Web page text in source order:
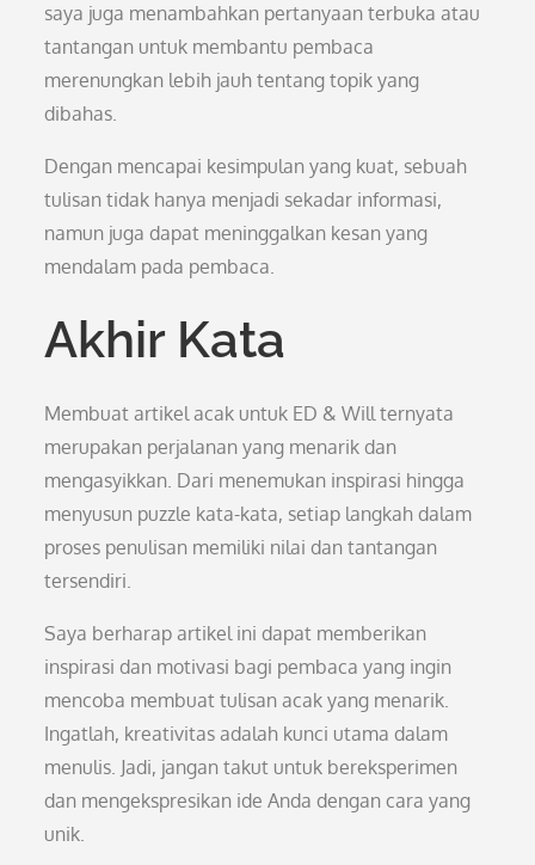
saya juga menambahkan pertanyaan terbuka atau
tantangan untuk membantu pembaca
merenungkan lebih jauh tentang topik yang
dibahas.
Dengan mencapai kesimpulan yang kuat, sebuah
tulisan tidak hanya menjadi sekadar informasi,
namun juga dapat meninggalkan kesan yang
mendalam pada pembaca.
Akhir Kata
Membuat artikel acak untuk ED & Will ternyata
merupakan perjalanan yang menarik dan
mengasyikkan. Dari menemukan inspirasi hingga
menyusun puzzle kata-kata, setiap langkah dalam
proses penulisan memiliki nilai dan tantangan
tersendiri.
Saya berharap artikel ini dapat memberikan
inspirasi dan motivasi bagi pembaca yang ingin
mencoba membuat tulisan acak yang menarik.
Ingatlah, kreativitas adalah kunci utama dalam
menulis. Jadi, jangan takut untuk bereksperimen
dan mengekspresikan ide Anda dengan cara yang
unik.